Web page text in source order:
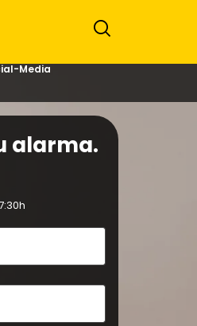
Media
alarma.